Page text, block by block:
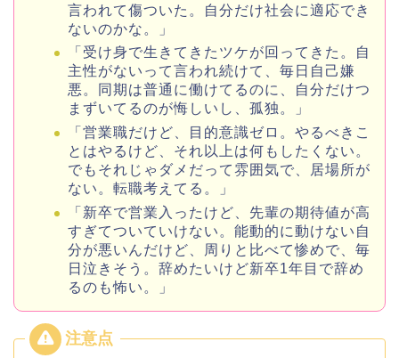
言われて傷ついた。自分だけ社会に適応でき
ないのかな。」
「受け身で生きてきたツケが回ってきた。自
主性がないって言われ続けて、毎日自己嫌
悪。同期は普通に働けてるのに、自分だけつ
まずいてるのが悔しいし、孤独。」
「営業職だけど、目的意識ゼロ。やるべきこ
とはやるけど、それ以上は何もしたくない。
でもそれじゃダメだって雰囲気で、居場所が
ない。転職考えてる。」
「新卒で営業入ったけど、先輩の期待値が高
すぎてついていけない。能動的に動けない自
分が悪いんだけど、周りと比べて惨めで、毎
日泣きそう。辞めたいけど新卒1年目で辞め
るのも怖い。」